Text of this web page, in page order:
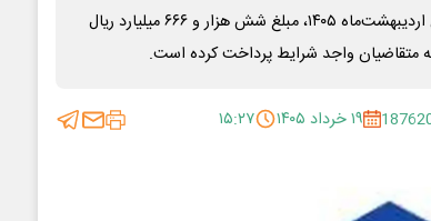
بانک سینا از ابتدای سال جاری تا پایان اردیبهشت‌ماه ۱۴۰۵، مبلغ شش هزار و ۶۶۶ میلیارد ریال
متقاضیان واجد شرایط پرداخت کرده است.
۱۹ خرداد ۱۴۰۵ ۱۵:۲۷